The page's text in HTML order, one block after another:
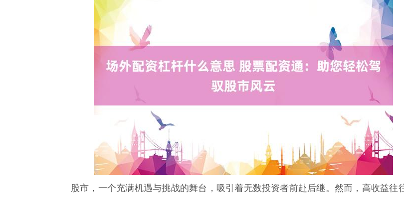
股市，一个充满机遇与挑战的舞台，吸引着无数投资者前赴后继。然而，高收益往